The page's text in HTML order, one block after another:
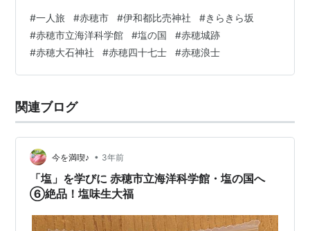
回の倉敷編はこちら⇩ sugisi.hatenablog.jp 倉敷からは魔
改造？の末期色のローカル線で大移動 兵庫県の西端の町
「赤穂市」が今回の最終立ち寄り地です レンタサイクル
を借りて巡れるだけ巡り倒します！ 歴史と映えで盛り上
す…
#一人旅 #赤穂市 #伊和都比売神社 #きらきら坂
#赤穂市立海洋科学館 #塩の国 #赤穂城跡
#赤穂大石神社 #赤穂四十七士 #赤穂浪士
関連ブログ
今を満喫♪ • 3年前
「塩」を学びに 赤穂市立海洋科学館・塩の国へ
⑥絶品！塩味生大福